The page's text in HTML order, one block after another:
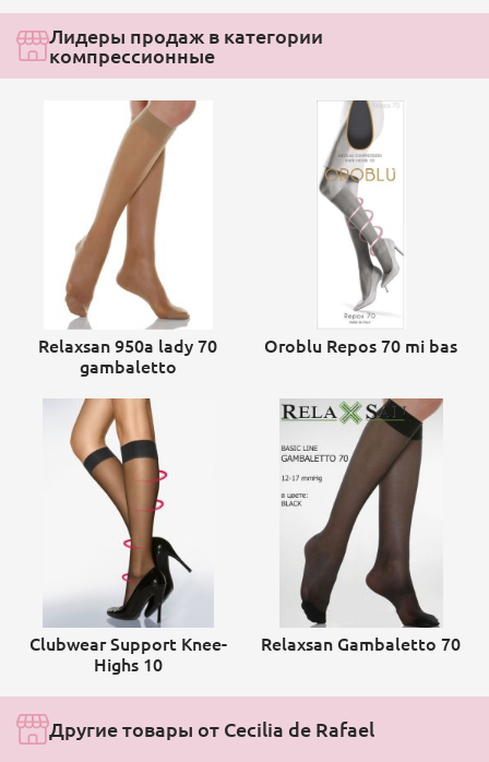
Лидеры продаж в категории
компрессионные
Relaxsan 950a lady 70
gambaletto
Oroblu Repos 70 mi bas
Clubwear Support Knee-
Highs 10
Relaxsan Gambaletto 70
Другие товары от Cecilia de Rafael